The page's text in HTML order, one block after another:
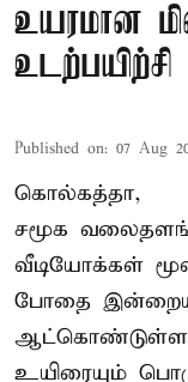
உயரமான
Published on: 07 Aug
கொல்கத்தா,
சமூக
வீடியோக்கள்
போதை
உயிரையும்